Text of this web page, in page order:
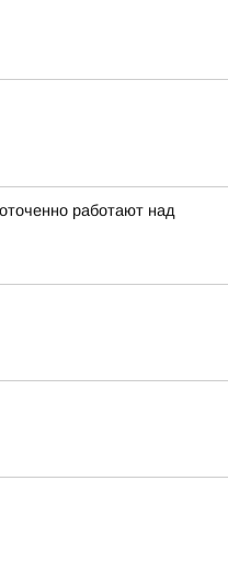
работают над